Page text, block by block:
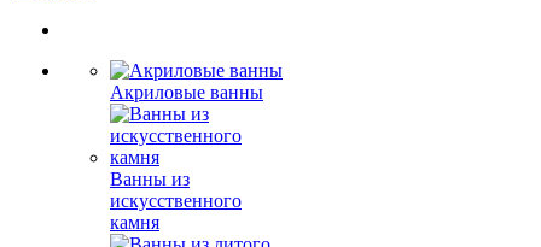
Акриловые ванны
Ванны из
искусственного
камня